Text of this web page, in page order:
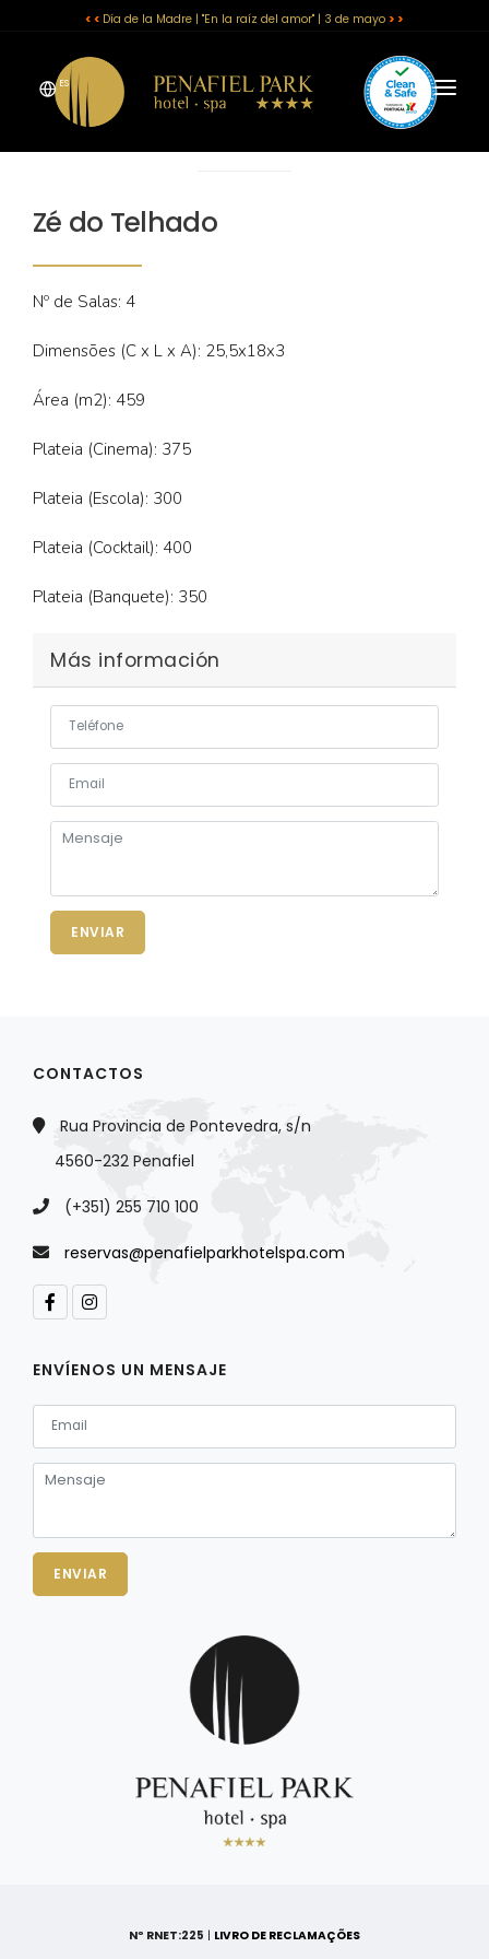
< < Día de la Madre | "En la raíz del amor" | 3 de mayo > >
ES
EL HOTEL
HABITACIONES
RESTAURANTE Y BAR
REUNIONES Y EVENTOS
OFERTAS
Zé do Telhado
Nº de Salas: 4
Dimensões (C x L x A): 25,5x18x3
Área (m2): 459
Plateia (Cinema): 375
Plateia (Escola): 300
Plateia (Cocktail): 400
Plateia (Banquete): 350
Más información
ENVIAR
CONTACTOS
Rua Provincia de Pontevedra, s/n
4560-232 Penafiel
(+351) 255 710 100
reservas@penafielparkhotelspa.com
ENVÍENOS UN MENSAJE
ENVIAR
Nº RNET:225 | LIVRO DE RECLAMAÇÕES